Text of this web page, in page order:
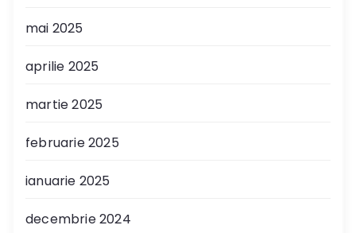
mai 2025
aprilie 2025
martie 2025
februarie 2025
ianuarie 2025
decembrie 2024